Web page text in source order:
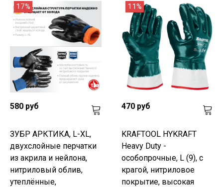
17%
580 руб
ЗУБР АРКТИКА, L-XL,
двухслойные перчатки
из акрила и нейлона,
нитриловый облив,
утеплённые,
11%
470 руб
KRAFTOOL HYKRAFT
Heavy Duty -
особопрочные, L (9), с
крагой, нитриловое
покрытие, высокая